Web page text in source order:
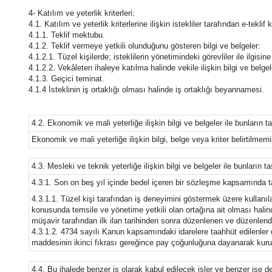
4- Katılım ve yeterlik kriterleri:
4.1. Katılım ve yeterlik kriterlerine ilişkin istekliler tarafından e-teklif
4.1.1. Teklif mektubu.
4.1.2. Teklif vermeye yetkili olunduğunu gösteren bilgi ve belgeler:
4.1.2.1. Tüzel kişilerde; isteklilerin yönetimindeki görevliler ile
4.1.2.2. Vekâleten ihaleye katılma halinde vekile ilişkin bilgi ve
4.1.3. Geçici teminat.
4.1.4 İsteklinin iş ortaklığı olması halinde iş ortaklığı beyannamesi.
4.2. Ekonomik ve mali yeterliğe ilişkin bilgi ve belgeler ile bunların
Ekonomik ve mali yeterliğe ilişkin bilgi, belge veya kriter
4.3. Mesleki ve teknik yeterliğe ilişkin bilgi ve belgeler ile bunların
4.3.1. Son on beş yıl içinde bedel içeren bir sözleşme
4.3.1.1. Tüzel kişi tarafından iş deneyimini göstermek üzere
konusunda temsile ve yönetime yetkili olan ortağına ait olması
müşavir tarafından ilk ilan tarihinden sonra düzenlenen ve
4.3.1.2. 4734 sayılı Kanun kapsamındaki idarelere taahhüt
maddesinin ikinci fıkrası gereğince pay çoğunluğuna dayanarak
4.4. Bu ihalede benzer iş olarak kabul edilecek işler ve benzer işe